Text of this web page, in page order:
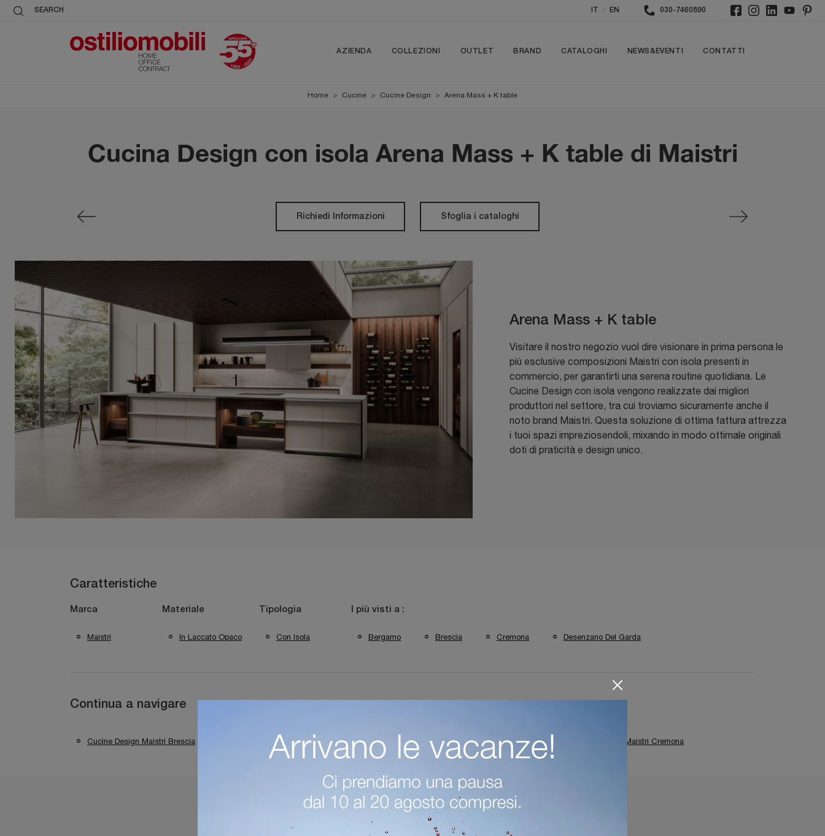
SEARCH / EN 030-7460890
AZIENDA COLLEZIONI OUTLET BRAND CATALOGHI NEWS&EVENTI CONTATTI
Home > Cucine > Cucine Design > Arena Mass + K table
Cucina Design con isola Arena Mass + K table di Maistri
Richiedi Informazioni Sfoglia i cataloghi
Arena Mass + K table
Visitare il nostro negozio vuol dire visionare in prima persona le
più esclusive composizioni Maistri con isola presenti in
commercio, per garantirti una serena routine quotidiana. Le
Cucine Design con isola vengono realizzate dai migliori
produttori nel settore, tra cui troviamo sicuramente anche il
noto brand Maistri. Questa soluzione di ottima fattura attrezza
i tuoi spazi impreziosendoli, mixando in modo ottimale originali
doti di praticità e design unico.
Caratteristiche
Marca
Maistri
Materiale
In Laccato Opaco
Tipologia
Con Isola
I più visti a :
Bergamo Brescia Cremona Desenzano Del Garda
Continua a navigare
Cucine Design Maistri Brescia Cucine Design Maistri Desenzano Del Garda Cucine Design Maistri Bergamo Cucine Design Maistri Cremona